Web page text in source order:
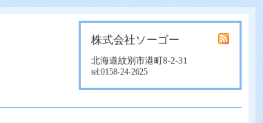
株式会社ソーゴー
北海道紋別市港町8-2-31
tel:0158-24-2625